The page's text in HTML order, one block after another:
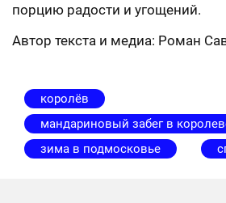
порцию радости и угощений.
Автор текста и медиа: Роман
королёв
мандариновый забег в
зима в подмосковье